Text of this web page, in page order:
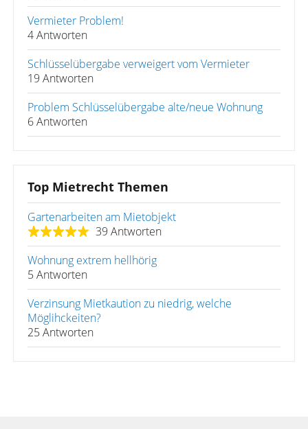
Vermieter Problem!
4 Antworten
Schlüsselübergabe verweigert vom Vermieter
19 Antworten
Problem Schlüsselübergabe alte/neue Wohnung
6 Antworten
Top Mietrecht Themen
Gartenarbeiten am Mietobjekt
39 Antworten
Wohnung extrem hellhörig
5 Antworten
Verzinsung Mietkaution zu niedrig, welche
Möglihckeiten?
25 Antworten